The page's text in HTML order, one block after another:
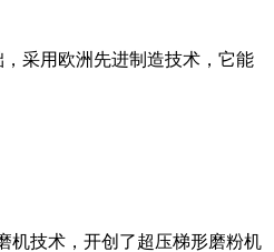
采用欧洲先进制造技术，它能
机技术，开创了超压梯形磨粉机